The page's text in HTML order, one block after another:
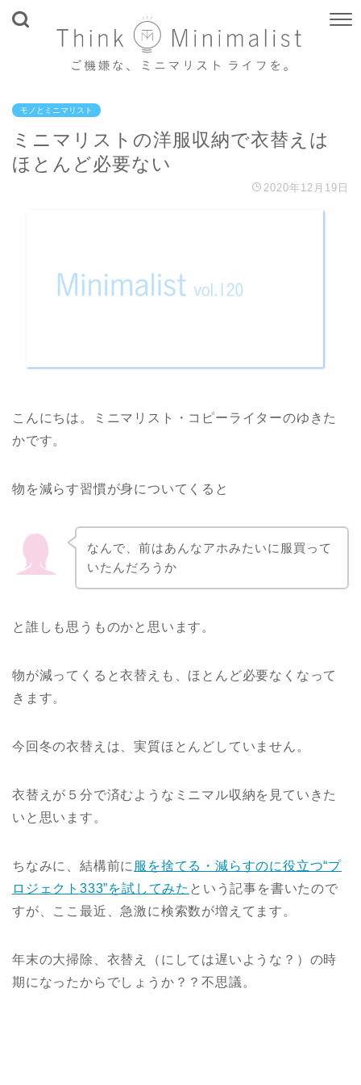
モノとミニマリスト
ミニマリストの洋服収納で衣替えは
ほとんど必要ない
2020年12月19日
こんにちは。ミニマリスト・コピーライターのゆきた
かです。
物を減らす習慣が身についてくると
なんで、前はあんなアホみたいに服買って
いたんだろうか
と誰しも思うものかと思います。
物が減ってくると衣替えも、ほとんど必要なくなって
きます。
今回冬の衣替えは、実質ほとんどしていません。
衣替えが５分で済むようなミニマル収納を見ていきた
いと思います。
ちなみに、結構前に 服を捨てる・減らすのに役立つ“プ
ロジェクト333”を試してみた という記事を書いたので
すが、ここ最近、急激に検索数が増えてます。
年末の大掃除、衣替え（にしては遅いような？）の時
期になったからでしょうか？？不思議。